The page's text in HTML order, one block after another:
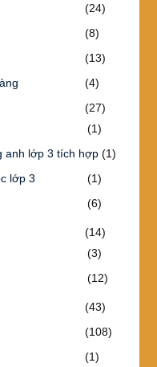
(24)
(8)
(13)
(4)
(27)
(1)
anh lớp 3 tích hợp(1)
lớp 3
(1)
(6)
(14)
(3)
(12)
(43)
(108)
(1)